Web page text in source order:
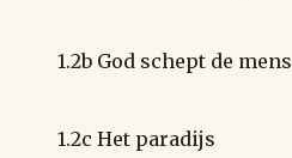
1.2b God schept de mens
1.2c Het paradijs